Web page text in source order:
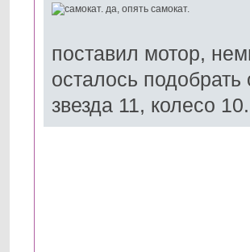
поставил мотор,
осталось
звезда 11, колесо